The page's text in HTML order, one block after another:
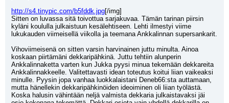
http://s4.tinypic.com/b5fddk.jpg[/img]
Sitten on luvassa sitä toivottua sarjakuvaa. Tämän tarinan piirsin
kyläni koululla julkaistuun kesälehtiseen. Lehti ilmestyi viime
lukukauden viimeisellä viikolla ja teemana Ankkalinnan supersankarit.
Vihoviimeisenä on sitten varsin harvinainen juttu minulta. Ainoa
koskaan piirtämäni dekkaripähkinä. Juttu tehtiin alunperin
Ankkalinnaketta varten kun Jukka pyysi minua tekemään dekkareita
Ankkalinnakkeelle. Valitettavasti idean toteutus koitui liian vaikeaksi
minulle. Pyysin jopa vanhaa luokkalaistani Deneb66:sta auttamaan,
mutta hänellekin dekkaripähkinöiden ideoiminen oli liian työlästä.
Koska halusin vähintään neljä valmista dekkaria julkaistavaksi jäi